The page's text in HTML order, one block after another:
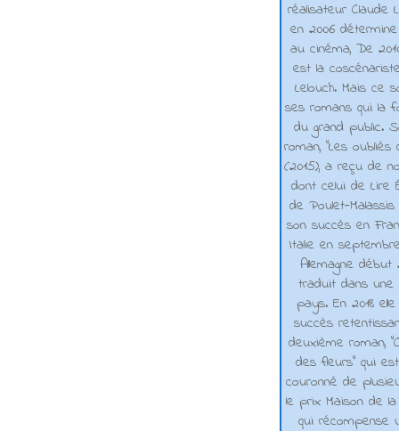
réalisateur Claude
en 2006
au cinéma, De
est la
Lelouch. Mais ce
ses romans qui la
du grand public.
roman, "Les oubliés
(2015), a reçu de
dont celui de Lire
de Poulet-
son succès en
Italie en
Allemagne début
traduit dans une
pays. En 2018
succès
deuxième roman,
des fleurs" qui
couronné de
le prix Maison de la
qui récompense